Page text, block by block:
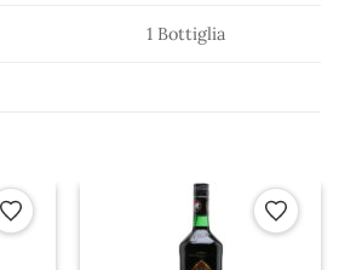
1 Bottiglia
Aggiungi ai preferiti